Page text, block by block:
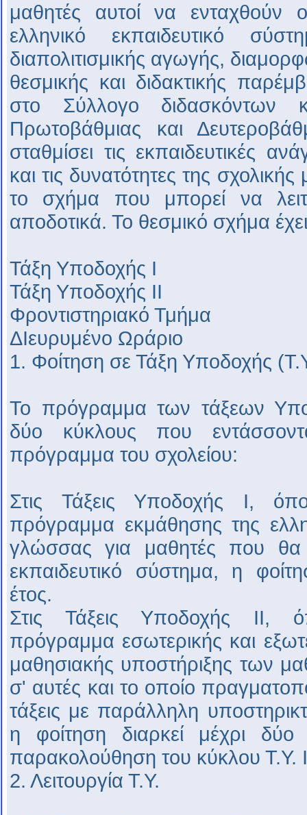
μαθητές αυτοί να ενταχθούν
ελληνικό εκπαιδευτικό
διαπολιτισμικής αγωγής,
θεσμικής και διδακτικής
στο Σύλλογο διδασκόντων
Πρωτοβάθμιας και
σταθμίσει τις εκπαιδευτικές
και τις δυνατότητες της
το σχήμα που μπορεί να
αποδοτικά. Το θεσμικό σχήμα
Τάξη Υποδοχής Ι
Τάξη Υποδοχής ΙΙ
Φροντιστηριακό Τμήμα
ΔΙευρυμένο Ωράριο
1. Φοίτηση σε Τάξη Υποδοχής
Το πρόγραμμα των τάξεων
δύο κύκλους που
πρόγραμμα του σχολείου:
Στις Τάξεις Υποδοχής Ι,
πρόγραμμα εκμάθησης της
γλώσσας για μαθητές που θα
εκπαιδευτικό σύστημα, η
έτος.
Στις Τάξεις Υποδοχής ΙΙ,
πρόγραμμα εσωτερικής και
μαθησιακής υποστήριξης των
σ' αυτές και το οποίο
τάξεις με παράλληλη
η φοίτηση διαρκεί μέχρι δύο
παρακολούθηση του κύκλου Τ.Υ.
2. Λειτουργία Τ.Υ.